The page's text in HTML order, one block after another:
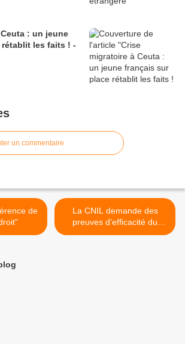
: un jeune
les faits ! -
un commentaire
La CNIL demande des
preuves d'efficacité du
passe sanitaire... et le